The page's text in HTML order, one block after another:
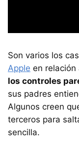
Son varios los
Apple en relación
los controles
sus padres
Algunos creen
terceros para
sencilla.